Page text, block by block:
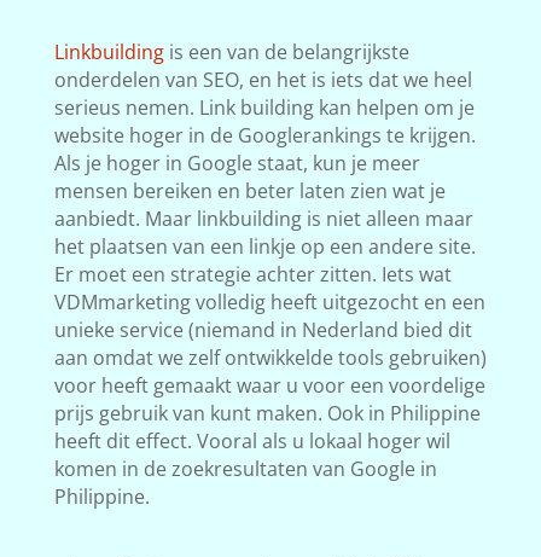
Linkbuildingis een van de belangrijkste
onderdelen van SEO, en het is iets dat we heel
serieus nemen. Link building kan helpen om je
website hoger in de Googlerankings te krijgen.
Als je hoger in Google staat, kun je meer
mensen bereiken en beter laten zien wat je
aanbiedt. Maar linkbuilding is niet alleen maar
het plaatsen van een linkje op een andere site.
Er moet een strategie achter zitten. Iets wat
VDMmarketing volledig heeft uitgezocht en een
unieke service (niemand in Nederland bied dit
aan omdat we zelf ontwikkelde tools gebruiken)
voor heeft gemaakt waar u voor een voordelige
prijs gebruik van kunt maken. Ook in Philippine
heeft dit effect. Vooral als u lokaal hoger wil
komen in de zoekresultaten van Google in
Philippine.